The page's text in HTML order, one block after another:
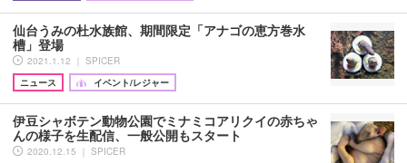
仙台うみの杜水族館、期間限定「アナゴの恵方巻水
槽」登場
2021.1.12 ｜ SPICER
ニュース
イベント/レジャー
伊豆シャボテン動物公園でミナミコアリクイの赤ちゃ
んの様子を生配信、一般公開もスタート
2020.12.15 ｜ SPICER